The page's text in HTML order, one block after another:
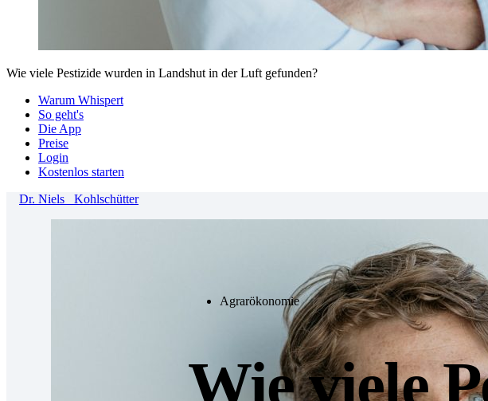
Wie viele Pestizide wurden in Landshut in der Luft gefunden?
Warum Whispert
So geht's
Die App
Preise
Login
Kostenlos starten
Agrarökonomie
Wie viele
Dr. Niels Kohlschütter